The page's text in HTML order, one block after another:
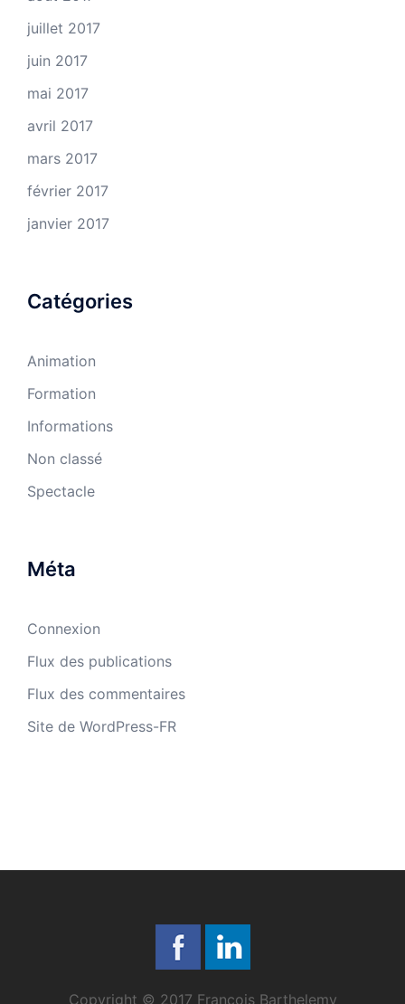
juillet 2017
juin 2017
mai 2017
avril 2017
mars 2017
février 2017
janvier 2017
Catégories
Animation
Formation
Informations
Non classé
Spectacle
Méta
Connexion
Flux des publications
Flux des commentaires
Site de WordPress-FR
Copyright © 2017 François Barthelemy